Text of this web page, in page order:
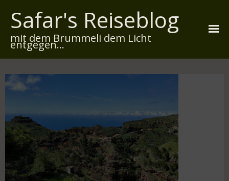
Safar's Reiseblog
mit dem Brummeli dem Licht
entgegen...
Über mich
Widmung
Kontakt
Impressum